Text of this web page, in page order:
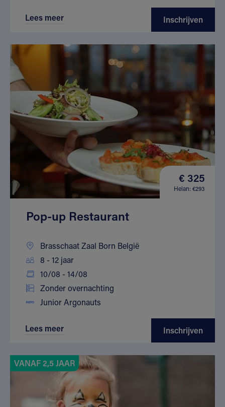
Lees meer Inschrijven
€ 325
Helan: €293
Pop-up Restaurant
Brasschaat Zaal Born België
8 - 12 jaar
10/08 - 14/08
Zonder overnachting
Junior Argonauts
Lees meer Inschrijven
VANAF 2,5 JAAR